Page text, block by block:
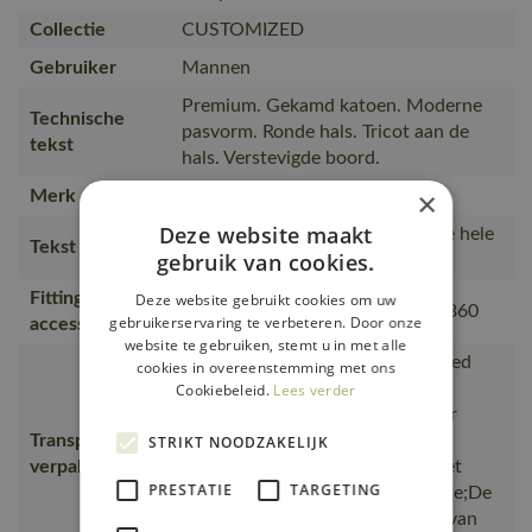
Collectie
CUSTOMIZED
Gebruiker
Mannen
Technische
tekst
Premium. Gekamd katoen. Moderne
pasvorm. Ronde hals. Tricot aan de
hals. Verstevigde boord.
Merk
Tekst usp
T-shirt van hoge kwaliteit, dat de hele
werkdag lang extra lekker zit.
Fitting
accessories
18050-802, 50602-010, 50143-860
Transport en
verpakking
is gemaakt van of bevat gerecycled
materiaal, Van productie naar
magazijnen getransporteerd door
transportpartners met ISO
14001;Vervoerd in zendingen met
maximale benutting van de ruimte;De
verpakking waarin de bestelling van
×
Deze website maakt
gebruik van cookies.
Deze website gebruikt cookies om uw
gebruikerservaring te verbeteren. Door onze
website te gebruiken, stemt u in met alle
cookies in overeenstemming met ons
Cookiebeleid. Lees verder
STRIKT NOODZAKELIJK
PRESTATIE TARGETING